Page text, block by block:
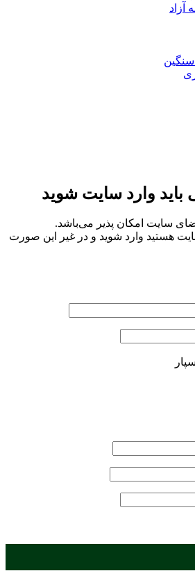
آزاد
باید وارد سایت شوید
سایت امکان پذیر می‌باشد.
هستید وارد شوید و در غیر این صورت